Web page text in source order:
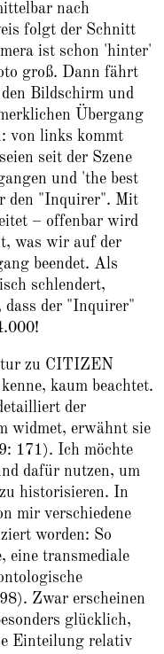
nach
folgt der Schnitt
ist schon 'hinter'
groß. Dann fährt
Bildschirm und
Übergang
von links kommt
seit der Szene
und 'the best
den "Inquirer". Mit
– offenbar wird
was wir auf der
beendet. Als
schlendert,
dass der "Inquirer"
zu CITIZEN
kaum beachtet.
der
widmet, erwähnt sie
171). Ich möchte
dafür nutzen, um
historisieren. In
mir verschiedene
worden: So
eine transmediale
Zwar erscheinen
glücklich,
Einteilung relativ